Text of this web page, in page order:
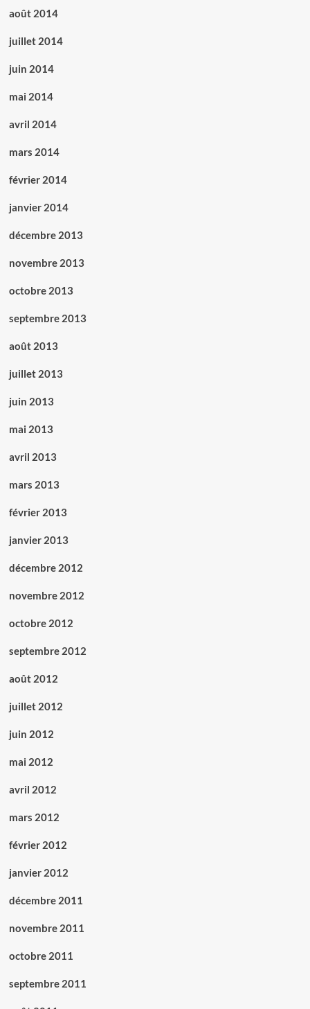
août 2014
juillet 2014
juin 2014
mai 2014
avril 2014
mars 2014
février 2014
janvier 2014
décembre 2013
novembre 2013
octobre 2013
septembre 2013
août 2013
juillet 2013
juin 2013
mai 2013
avril 2013
mars 2013
février 2013
janvier 2013
décembre 2012
novembre 2012
octobre 2012
septembre 2012
août 2012
juillet 2012
juin 2012
mai 2012
avril 2012
mars 2012
février 2012
janvier 2012
décembre 2011
novembre 2011
octobre 2011
septembre 2011